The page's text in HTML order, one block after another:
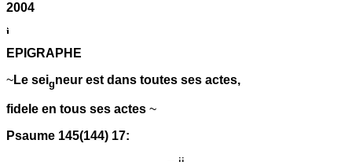
2004
EPIGRAPHE
~Le seigneur est dans toutes ses actes,
fidele en tous ses actes ~
Psaume 145(144) 17: